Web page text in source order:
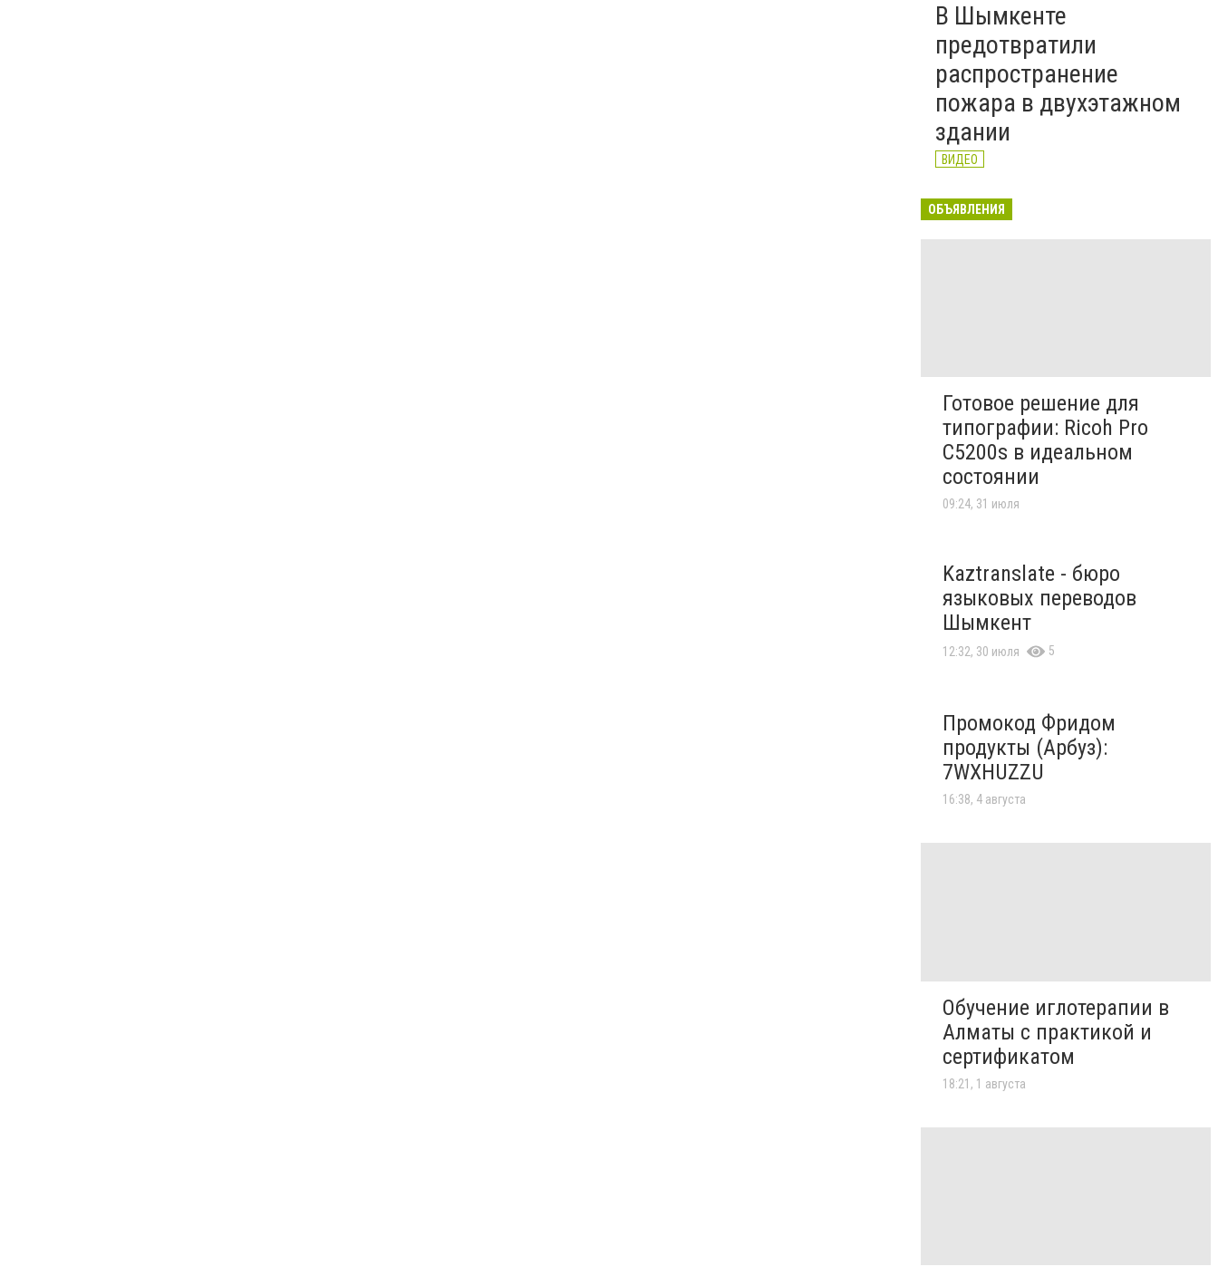
В Шымкенте
предотвратили
распространение
пожара в двухэтажном
здании
ВИДЕО
ОБЪЯВЛЕНИЯ
Готовое решение для
типографии: Ricoh Pro
C5200s в идеальном
состоянии
09:24, 31 июля
Kaztranslate - бюро
языковых переводов
Шымкент
12:32, 30 июля 5
Промокод Фридом
продукты (Арбуз):
7WXHUZZU
16:38, 4 августа
Обучение иглотерапии в
Алматы с практикой и
сертификатом
18:21, 1 августа